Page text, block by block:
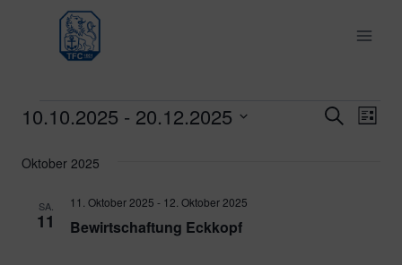
springen
Veranstaltungen SucheListe
10.10.2025 - 20.12.2025
wählen.
Oktober 2025
SA.
11 Bewirtschaftung Eckkopf
11. Oktober 2025 - 12. Oktober 2025